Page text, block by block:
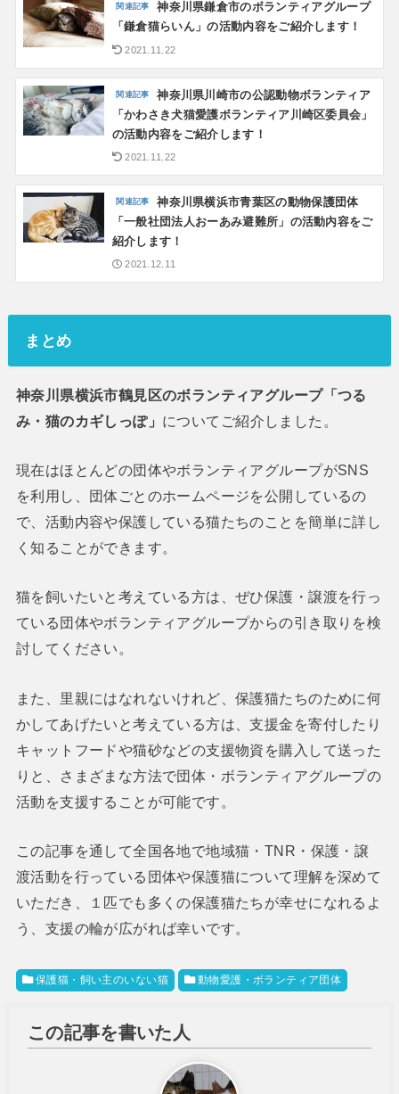
神奈川県鎌倉市のボランティアグループ
「鎌倉猫らいん」の活動内容をご紹介します！
2021.11.22
神奈川県川崎市の公認動物ボランティア
「かわさき犬猫愛護ボランティア川崎区委員会」
の活動内容をご紹介します！
2021.11.22
神奈川県横浜市青葉区の動物保護団体
「一般社団法人おーあみ避難所」の活動内容をご
紹介します！
2021.12.11
まとめ
神奈川県横浜市鶴見区のボランティアグループ「つる
み・猫のカギしっぽ」 についてご紹介しました。
現在はほとんどの団体やボランティアグループがSNS
を利用し、団体ごとのホームページを公開しているの
で、活動内容や保護している猫たちのことを簡単に詳し
く知ることができます。
猫を飼いたいと考えている方は、ぜひ保護・譲渡を行っ
ている団体やボランティアグループからの引き取りを検
討してください。
また、里親にはなれないけれど、保護猫たちのために何
かしてあげたいと考えている方は、支援金を寄付したり
キャットフードや猫砂などの支援物資を購入して送った
りと、さまざまな方法で団体・ボランティアグループの
活動を支援することが可能です。
この記事を通して全国各地で地域猫・TNR・保護・譲
渡活動を行っている団体や保護猫について理解を深めて
いただき、１匹でも多くの保護猫たちが幸せになれるよ
う、支援の輪が広がれば幸いです。
保護猫・飼い主のいない猫 動物愛護・ボランティア団体
この記事を書いた人